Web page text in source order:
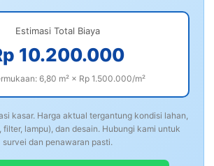
Estimasi Total Biaya
10.200.000
6,80 m² × Rp 1.500.000/m²
kasar. Harga aktual tergantung kondisi lahan,
filter, lampu), dan desain. Hubungi kami untuk
survei dan penawaran pasti.